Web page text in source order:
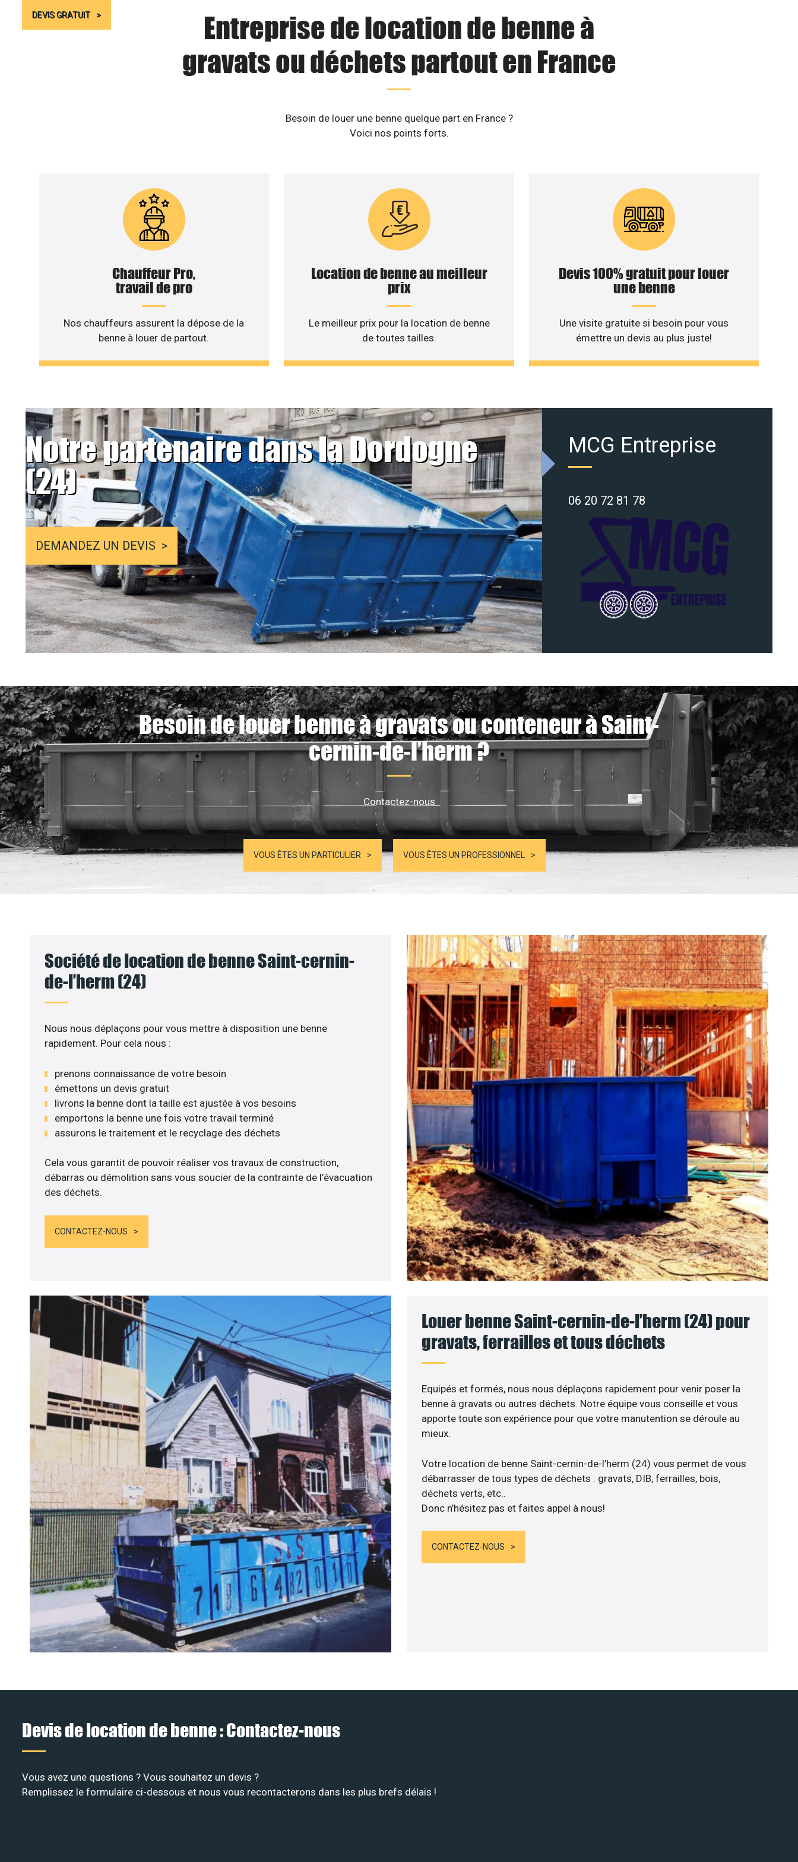
DEVIS GRATUIT
Entreprise de location de benne à
gravats ou déchets partout en France
Besoin de louer une benne quelque part en France ?
Voici nos points forts.
Chauffeur Pro,
travail de pro
Nos chauffeurs assurent la dépose de la
benne à louer de partout.
Location de benne au meilleur
prix
Le meilleur prix pour la location de benne
de toutes tailles.
Devis 100% gratuit pour louer
une benne
Une visite gratuite si besoin pour vous
émettre un devis au plus juste!
Notre partenaire dans la Dordogne
(24)
DEMANDEZ UN DEVIS
MCG Entreprise
06 20 72 81 78
Besoin de louer benne à gravats ou conteneur à Saint-
cernin-de-l’herm ?
Contactez-nous
VOUS ÊTES UN PARTICULIER VOUS ÊTES UN PROFESSIONNEL
Société de location de benne Saint-cernin-
de-l’herm (24)
Nous nous déplaçons pour vous mettre à disposition une benne
rapidement. Pour cela nous :
prenons connaissance de votre besoin
émettons un devis gratuit
livrons la benne dont la taille est ajustée à vos besoins
emportons la benne une fois votre travail terminé
assurons le traitement et le recyclage des déchets
Cela vous garantit de pouvoir réaliser vos travaux de construction,
débarras ou démolition sans vous soucier de la contrainte de l’évacuation
des déchets.
CONTACTEZ-NOUS
Louer benne Saint-cernin-de-l’herm (24) pour
gravats, ferrailles et tous déchets
Equipés et formés, nous nous déplaçons rapidement pour venir poser la
benne à gravats ou autres déchets. Notre équipe vous conseille et vous
apporte toute son expérience pour que votre manutention se déroule au
mieux.
Votre location de benne Saint-cernin-de-l’herm (24) vous permet de vous
débarrasser de tous types de déchets : gravats, DIB, ferrailles, bois,
déchets verts, etc..
Donc n’hésitez pas et faites appel à nous!
CONTACTEZ-NOUS
Devis de location de benne : Contactez-nous
Vous avez une questions ? Vous souhaitez un devis ?
Remplissez le formulaire ci-dessous et nous vous recontacterons dans les plus brefs délais !